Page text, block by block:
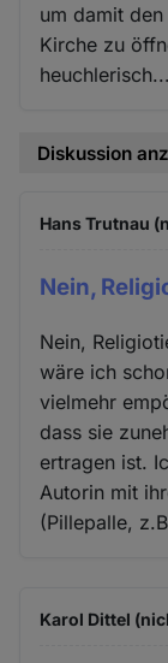
um damit
Kirche zu
heuchlerisch...
Diskussion
Hans Trutnau
Nein,
Nein,
wäre ich
vielmehr
dass sie
ertragen ist.
Autorin mit
(Pillepalle,
Karol Dittel